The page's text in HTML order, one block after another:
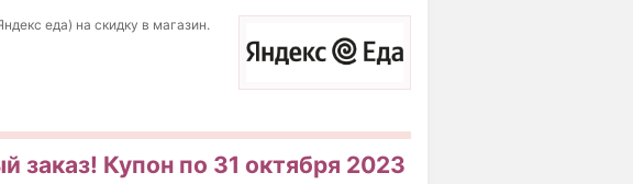
еда) на скидку в магазин.
заказ! Купон по 31 октября 2023